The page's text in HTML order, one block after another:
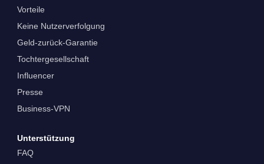
Vorteile
Keine Nutzerverfolgung
Geld-zurück-Garantie
Tochtergesellschaft
Influencer
Presse
Business-VPN
Unterstützung
FAQ